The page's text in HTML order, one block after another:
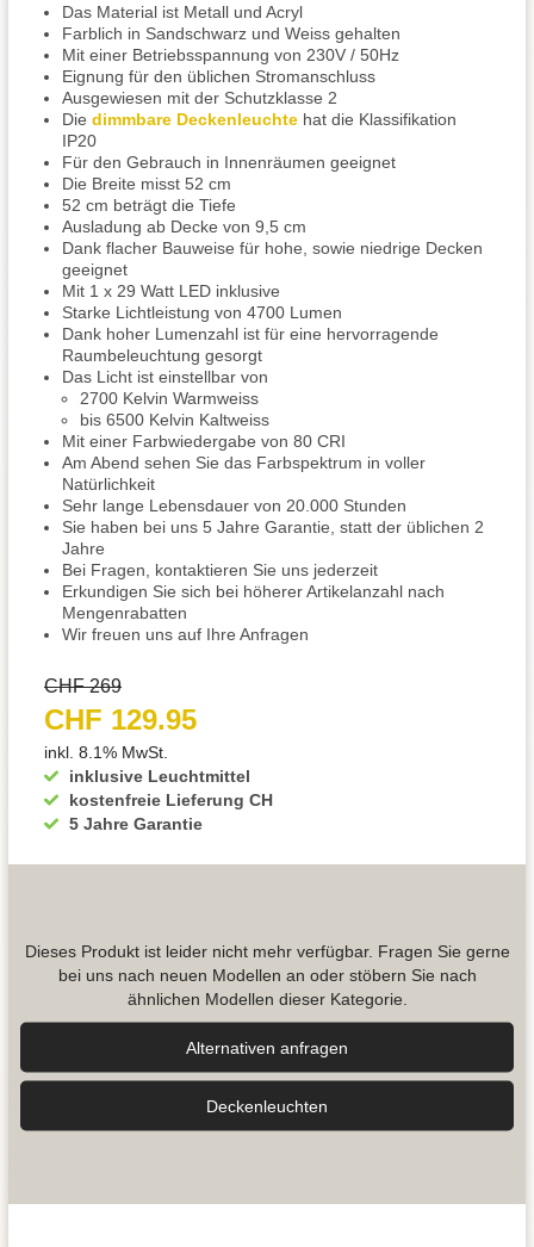
Das Material ist Metall und Acryl
Farblich in Sandschwarz und Weiss gehalten
Mit einer Betriebsspannung von 230V / 50Hz
Eignung für den üblichen Stromanschluss
Ausgewiesen mit der Schutzklasse 2
Die dimmbare Deckenleuchte hat die Klassifikation
IP20
Für den Gebrauch in Innenräumen geeignet
Die Breite misst 52 cm
52 cm beträgt die Tiefe
Ausladung ab Decke von 9,5 cm
Dank flacher Bauweise für hohe, sowie niedrige Decken
geeignet
Mit 1 x 29 Watt LED inklusive
Starke Lichtleistung von 4700 Lumen
Dank hoher Lumenzahl ist für eine hervorragende
Raumbeleuchtung gesorgt
Das Licht ist einstellbar von
2700 Kelvin Warmweiss
bis 6500 Kelvin Kaltweiss
Mit einer Farbwiedergabe von 80 CRI
Am Abend sehen Sie das Farbspektrum in voller
Natürlichkeit
Sehr lange Lebensdauer von 20.000 Stunden
Sie haben bei uns 5 Jahre Garantie, statt der üblichen 2
Jahre
Bei Fragen, kontaktieren Sie uns jederzeit
Erkundigen Sie sich bei höherer Artikelanzahl nach
Mengenrabatten
Wir freuen uns auf Ihre Anfragen
inklusive Leuchtmittel
kostenfreie Lieferung CH
5 Jahre Garantie
CHF 269
CHF 129.95
inkl. 8.1% MwSt.
Dieses Produkt ist leider nicht mehr verfügbar. Fragen Sie gerne
bei uns nach neuen Modellen an oder stöbern Sie nach
ähnlichen Modellen dieser Kategorie.
Alternativen anfragen
Decken­leuchten